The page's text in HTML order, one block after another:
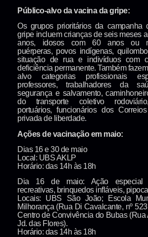
Público-alvo da vacina da gripe:
Os grupos prioritários da campanha
gripe incluem crianças de seis meses
anos, idosos com 60 anos ou
puérperas, povos indígenas,
situação de rua e indivíduos com
deficiência permanente. Também
alvo categorias profissionais
professores, trabalhadores da
segurança e salvamento,
do transporte coletivo
portuários, funcionários dos
privada de liberdade.
Ações de vacinação em maio:
Dias 16 e 30 de maio
Local: UBS AKLP
Horário: das 14h às 18h
Dia 16 de maio: Ação especial
recreativas, brinquedos infláveis,
Locais: UBS São João; Escola
Milhorança (Rua Di Cavalcante, nº
Centro de Convivência do Bubas (Rua
Jd. das Flores).
Horário: das 14h às 18h